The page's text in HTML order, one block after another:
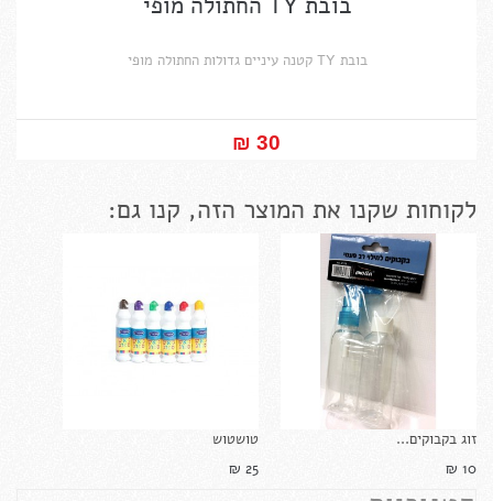
בובת TY קטנה עיניים גדולות החתולה מופי
30 ₪‎
לקוחות שקנו את המוצר הזה, קנו גם:
טושטוש
25 ₪‎
זוג בקבוקים...
10 ₪‎